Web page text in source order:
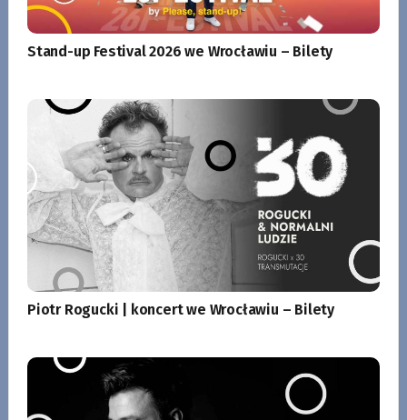
Stand-up Festival 2026 we Wrocławiu – Bilety
Piotr Rogucki | koncert we Wrocławiu – Bilety